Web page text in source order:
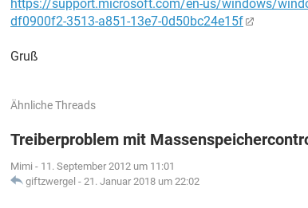
https://support.microsoft.com/en-us/windows/
df0900f2-3513-a851-13e7-0d50bc24e15f
Gruß
Ähnliche Threads
Treiberproblem mit
Mimi - 11. September 2012 um 11:01
giftzwergel - 21. Januar 2018 um 22:02